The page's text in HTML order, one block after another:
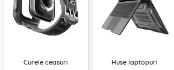
Curele ceasuri Huse laptopuri